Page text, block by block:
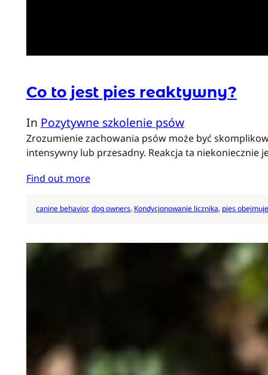
Co to jest pies reaktywny?
In Pozytywne szkolenie psów
Zrozumienie zachowania psów może być
intensywny lub przesadny. Reakcja ta niekoniecznie
Find out more
canine behavior, dog owners, Kondycjonowanie licznika, pies obejmuje